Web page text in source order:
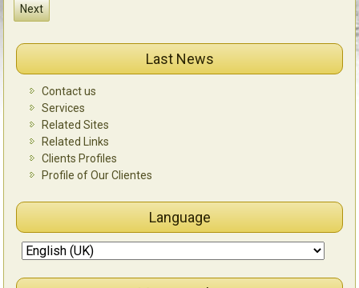
Next
Last News
Contact us
Services
Related Sites
Related Links
Clients Profiles
Profile of Our Clientes
Language